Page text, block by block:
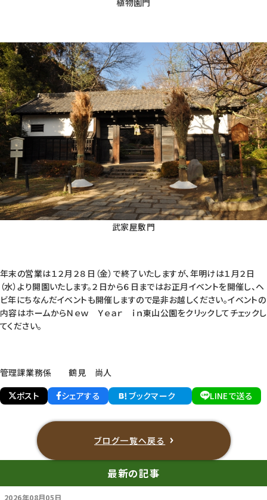
植物園門
武家屋敷門
年末の営業は１２月２８日（金）で終了いたしますが、年明けは１月２日
（水）より開園いたします。２日から６日まではお正月イベントを開催し、ヘ
ビ年にちなんだイベントも開催しますので是非お越しください。イベントの
内容はホームからＮｅｗ Ｙｅａｒ ｉｎ東山公園をクリックしてチェックし
てください。
管理課業務係 鶴見 尚人
ポスト
シェアする ブックマーク LINEで送る
ブログ一覧へ戻る
最新の記事
2026年08月05日